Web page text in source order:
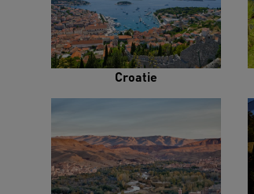
Croatie